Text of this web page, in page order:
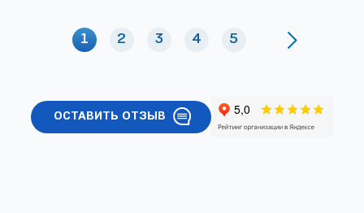
1 2 3 4 5
ОСТАВИТЬ ОТЗЫВ